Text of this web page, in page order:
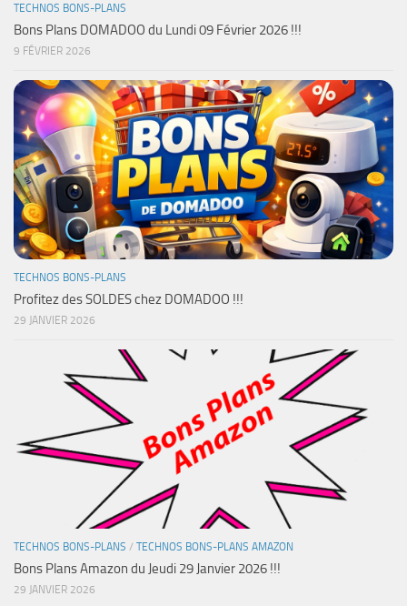
TECHNOS BONS-PLANS
Bons Plans DOMADOO du Lundi 09 Février 2026 !!!
9 FÉVRIER 2026
TECHNOS BONS-PLANS
Profitez des SOLDES chez DOMADOO !!!
29 JANVIER 2026
TECHNOS BONS-PLANS / TECHNOS BONS-PLANS AMAZON
Bons Plans Amazon du Jeudi 29 Janvier 2026 !!!
29 JANVIER 2026